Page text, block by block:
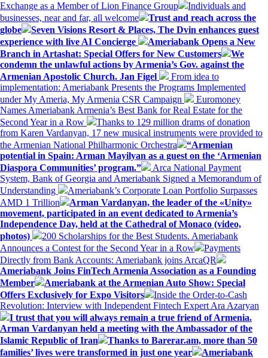
Exchange as a Member of Lion Finance Group
Individuals and
businesses, near and far, all welcome
Trust and reach across the
globe
Seven Visions Resort & Places, The Dvin enhances guest
experience with live AI Concierge
Ameriabank Opens a New
Branch in Artashat: Special Offers for New Customers
We
condemn the unlawful actions by Armenia’s Gov. against the
Armenian Apostolic Church. Jan Figel
From idea to
implementation: Ameriabank Presents the Programs Implemented
under My Ameria, My Armenia CSR Campaign
Euromoney
Names Ameriabank Armenia’s Best Bank for Real Estate for the
Second Year in a Row
Thanks to 129 million drams of donation
from Karen Vardanyan, 17 new musical instruments were provided to
the Armenian National Philharmonic Orchestra
“Armenian
potential in Spain: Arman Mayilyan as a guest on the ‘Armenian
Diaspora Communities’ program.”
Arca National Payment
System, Bank of Georgia and Ameriabank Signed a Memorandum of
Understanding
Ameriabank’s Corporate Loan Portfolio Surpasses
AMD 1 Trillion
Arman Vardanyan, the leader of the «Unity»
movement, participated in an event dedicated to Armenia’s
Independence Day, held at the Cathedral of Monaco (video,
photos)
200 Scholarships for the Best Students. Ameriabank
Announces a Contest for the Second Year in a Row
Payments
Directly from Bank Accounts: Ameriabank joins ArcaQR
Ameriabank Joins FinTech Armenia Association as a Founding
Member
Ameriabank at the Armenian Auto Show: Special
Offers Exclusively for Expo Visitors
Inside the Order-to-Cash
Revolution: Interview with Independent Fintech Expert Ara Azaryan
I trust that you will always remain a true friend of Armenia.
Arman Vardanyan held a meeting with the Ambassador of the
Islamic Republic of Iran
Thanks to Barerar.am, more than 50
families’ lives were transformed in just one year
Ameriabank